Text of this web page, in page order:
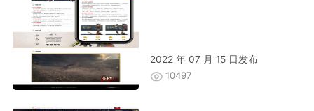
2022 年 07 月 15 日发布
10497